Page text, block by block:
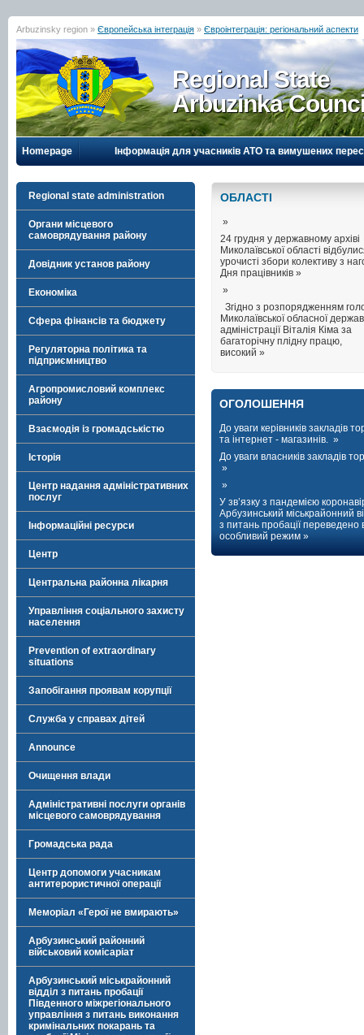
Arbuzinsky region » Європейська інтеграція » Євроінтеграція: регіональний аспекти
Regional State
Arbuzinka
Homepage Інформація для учасників АТО та вимушених
Regional state administration
Органи місцевого
самоврядування району
Довідник установ району
Економіка
Сфера фінансів та бюджету
Регуляторна політика та
підприємництво
Агропромисловий комплекс
району
Взаємодія із громадськістю
Історія
Центр надання адміністративних
послуг
Інформаційні ресурси
Центр
Центральна районна лікарня
Управління соціального захисту
населення
Prevention of extraordinary
situations
Запобігання проявам корупції
Служба у справах дітей
Announce
Очищення влади
Адміністративні послуги органів
місцевого самоврядування
Громадська рада
Центр допомоги учасникам
антитерористичної операції
Меморіал «Герої не вмирають»
Арбузинський районний
військовий комісаріат
Арбузинський міськрайонний
відділ з питань пробації
Південного міжрегіонального
управління з питань виконання
кримінальних покарань та
ОБЛАСТI
»
24 грудня у державному архіві
Миколаївської області
урочисті збори колективу з
Дня працівників »
»
Згідно з розпорядженням
Миколаївської обласної
адміністрації Віталія Кіма за
багаторічну плідну працю,
високий »
ОГОЛОШЕННЯ
До уваги керівників закладів
та інтернет - магазинів. »
До уваги власників закладів
»
»
У зв’язку з пандемією
Арбузинський міськрайонний
з питань пробації переведено
особливий режим »